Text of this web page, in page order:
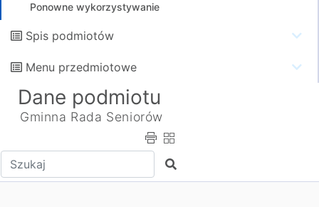
Ponowne wykorzystywanie
Spis podmiotów
Menu przedmiotowe
Dane podmiotu
Gminna Rada Seniorów
Wpisz tekst do wyszukania Szukaj